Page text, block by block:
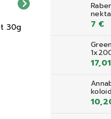
7 €
30g
Sonnentor Čaj
4,61 €